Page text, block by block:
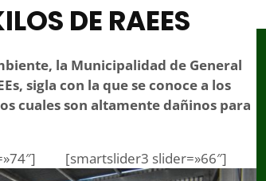
DE RAEES
la Municipalidad de General
sigla con la que se conoce a los
cuales son altamente dañinos para
[smartslider3 slider=»66″]